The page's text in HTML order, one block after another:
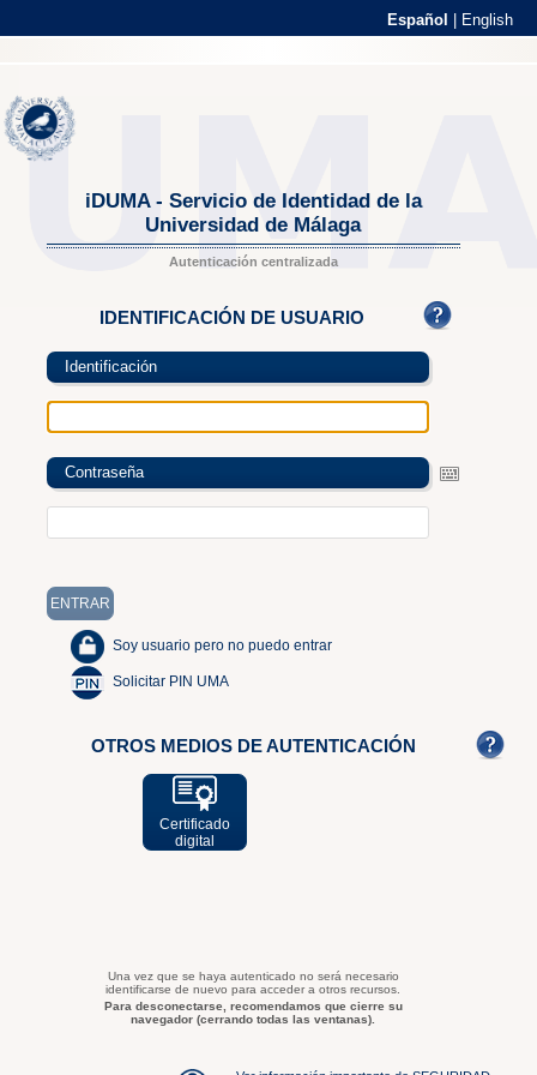
Español English
iDUMA - Servicio de Identidad de la
Universidad de Málaga
Autenticación centralizada
IDENTIFICACIÓN DE USUARIO
Identificación
Contraseña
Soy usuario pero no puedo entrar
Solicitar PIN UMA
OTROS MEDIOS DE AUTENTICACIÓN
Certificado
digital
Una vez que se haya autenticado no será necesario
identificarse de nuevo para acceder a otros recursos.
Para desconectarse, recomendamos que cierre su
navegador (cerrando todas las ventanas).